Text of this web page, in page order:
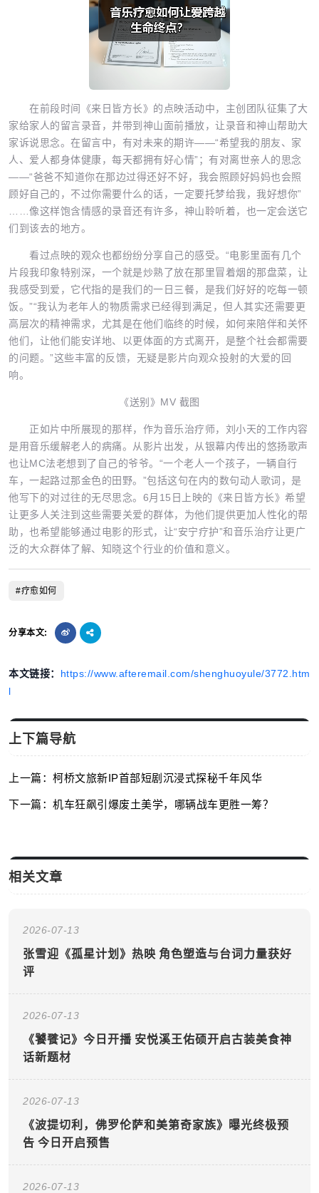
在前段时间《来日皆方长》的点映活动中，主创团队征集了大
家给家人的留言录音，并带到神山面前播放，让录音和神山帮助大
家诉说思念。在留言中，有对未来的期许——“希望我的朋友、家
人、爱人都身体健康，每天都拥有好心情”；有对离世亲人的思念
——“爸爸不知道你在那边过得还好不好，我会照顾好妈妈也会照
顾好自己的，不过你需要什么的话，一定要托梦给我，我好想你”
……像这样饱含情感的录音还有许多，神山聆听着，也一定会送它
们到该去的地方。
看过点映的观众也都纷纷分享自己的感受。“电影里面有几个
片段我印象特别深，一个就是炒熟了放在那里冒着烟的那盘菜，让
我感受到爱，它代指的是我们的一日三餐，是我们好好的吃每一顿
饭。”“我认为老年人的物质需求已经得到满足，但人其实还需要更
高层次的精神需求，尤其是在他们临终的时候，如何来陪伴和关怀
他们，让他们能安详地、以更体面的方式离开，是整个社会都需要
的问题。”这些丰富的反馈，无疑是影片向观众投射的大爱的回
响。
《送别》MV 截图
正如片中所展现的那样，作为音乐治疗师，刘小天的工作内容
是用音乐缓解老人的病痛。从影片出发，从银幕内传出的悠扬歌声
也让MC法老想到了自己的爷爷。“一个老人一个孩子，一辆自行
车，一起路过那金色的田野。”包括这句在内的数句动人歌词，是
他写下的对过往的无尽思念。6月15日上映的《来日皆方长》希望
让更多人关注到这些需要关爱的群体，为他们提供更加人性化的帮
助，也希望能够通过电影的形式，让“安宁疗护”和音乐治疗让更广
泛的大众群体了解、知晓这个行业的价值和意义。
#疗愈如何
分享本文:
本文链接： https://www.afteremail.com/shenghuoyule/3772.htm
l
上下篇导航
上一篇：柯桥文旅新IP首部短剧沉浸式探秘千年风华
下一篇：机车狂飙引爆废土美学，哪辆战车更胜一筹？
相关文章
2026-07-13
张雪迎《孤星计划》热映 角色塑造与台词力量获好
评
2026-07-13
《饕餮记》今日开播 安悦溪王佑硕开启古装美食神
话新题材
2026-07-13
《波提切利，佛罗伦萨和美第奇家族》曝光终极预
告 今日开启预售
2026-07-13